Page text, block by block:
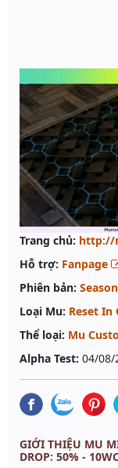
Trang chủ: http://
Hỗ trợ: Fanpage
Phiên bản:
Loại Mu: Reset In
Thể loại: Mu
Alpha Test: 04/08/
GIỚI THIỆU MU
DROP: 50% -